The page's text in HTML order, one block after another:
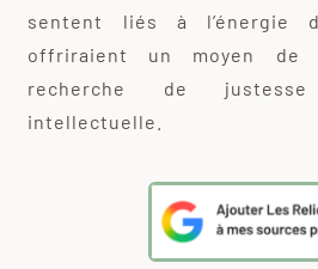
sentent liés à l’énergie
offriraient un moyen de
recherche de
intellectuelle.